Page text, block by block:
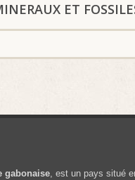
ET
gabonaise, est un pays situé